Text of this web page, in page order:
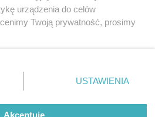
Kontakt
Wydawca
Redakcja
urządzenia do celów
Twoją prywatność, prosimy
się w lewym dolnym rogu strony
danych nie wymagają
prawo sprzeciwić się
będą miały
USTAWIENIA
Akceptuję